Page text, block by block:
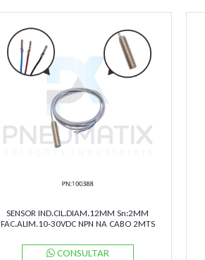
SENSOR IND.CIL.DIAM.12MM Sn:2MM
FAC.ALIM.10-30VDC NPN NA CABO 2MTS
CONSULTAR